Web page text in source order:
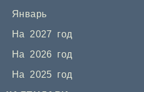
Январь
На 2027 год
На 2026 год
На 2025 год